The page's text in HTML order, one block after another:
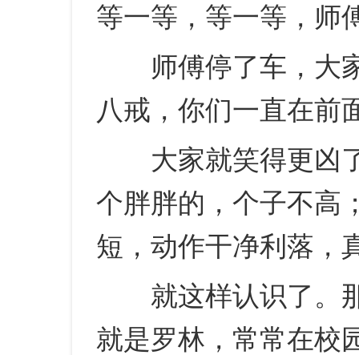
等一等，等一等，师
师傅停了车，大家
八戒，你们一直在前
大家就笑得更凶了
个胖胖的，个子不高
短，动作干净利落，
就这样认识了。那
就是罗林，常常在校